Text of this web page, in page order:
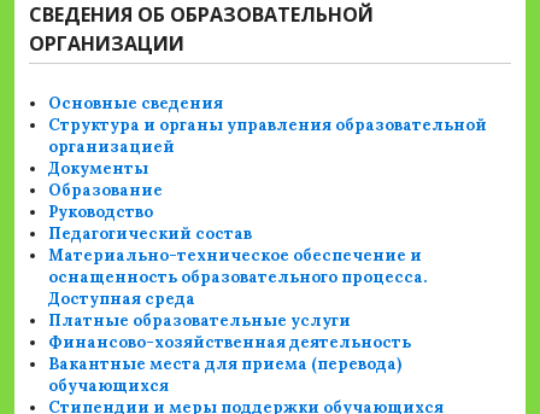
СВЕДЕНИЯ ОБ ОБРАЗОВАТЕЛЬНОЙ
ОРГАНИЗАЦИИ
Основные сведения
Структура и органы управления образовательной
организацией
Документы
Образование
Руководство
Педагогический состав
Материально-техническое обеспечение и
оснащенность образовательного процесса.
Доступная среда
Платные образовательные услуги
Финансово-хозяйственная деятельность
Вакантные места для приема (перевода)
обучающихся
Стипендии и меры поддержки обучающихся